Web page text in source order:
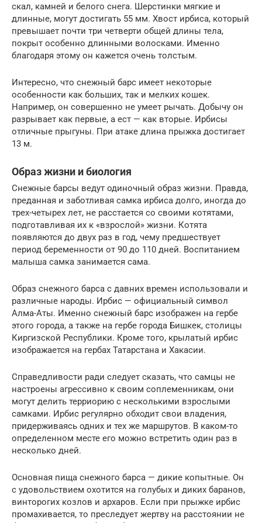
скал, камней и белого снега. Шерстинки мягкие и
длинные, могут достигать 55 мм. Хвост ирбиса, который
превышает почти три четверти общей длины тела,
покрыт особенно длинными волосками. Именно
благодаря этому он кажется очень толстым.
Интересно, что снежный барс имеет некоторые
особенности как больших, так и мелких кошек.
Например, он совершенно не умеет рычать. Добычу он
разрывает как первые, а ест — как вторые. Ирбисы
отличные прыгуны. При атаке длина прыжка достигает
13 м.
Образ жизни и биология
Снежные барсы ведут одиночный образ жизни. Правда,
преданная и заботливая самка ирбиса долго, иногда до
трех-четырех лет, не расстается со своими котятами,
подготавливая их к «взрослой» жизни. Котята
появляются до двух раз в год, чему предшествует
период беременности от 90 до 110 дней. Воспитанием
малыша самка занимается сама.
Образ снежного барса с давних времен использовали и
различные народы. Ирбис — официальный символ
Алма-Аты. Именно снежный барс изображен на гербе
этого города, а также на гербе города Бишкек, столицы
Киргизской Республики. Кроме того, крылатый ирбис
изображается на гербах Татарстана и Хакасии.
Справедливости ради следует сказать, что самцы не
настроены агрессивно к своим соплеменникам, они
могут делить терриорию с несколькими взрослыми
самками. Ирбис регулярно обходит свои владения,
придерживаясь одних и тех же маршрутов. В каком-то
определенном месте его можно встретить один раз в
несколько дней.
Основная пища снежного барса — дикие копытные. Он
с удовольствием охотится на голубых и диких баранов,
винторогих козлов и архаров. Если при прыжке ирбис
промахивается, то преследует жертву на расстоянии не